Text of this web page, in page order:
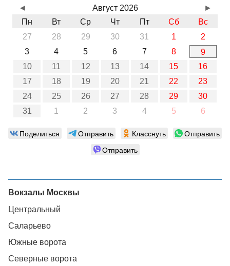
Август 2026
Пн
Вт Ср Чт Пт Сб
Вс
27
28 29 30 31 1
2
3
4 5 6 7 8
9
10
11 12 13 14 15
16
17
18 19 20 21 22
23
24
25 26 27 28 29
30
31
1 2 3 4 5 6
◄ ►
Поделиться Отправить Класснуть
Отправить
Отправить
Вокзалы Москвы
Центральный
Саларьево
Южные ворота
Северные ворота